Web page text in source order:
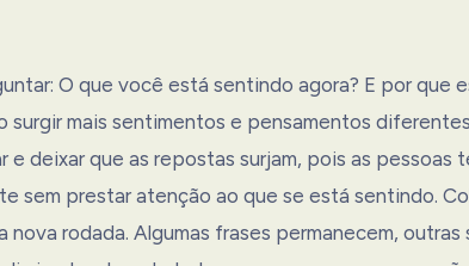
O que você está sentindo agora? E por que
surgir mais sentimentos e pensamentos
e deixar que as repostas surjam, pois as pessoas
sem prestar atenção ao que se está sentindo.
nova rodada. Algumas frases permanecem, outras